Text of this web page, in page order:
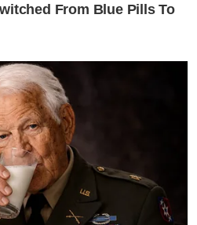
From Blue Pills To